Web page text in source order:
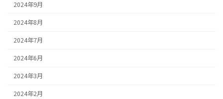
2024年9月
2024年8月
2024年7月
2024年6月
2024年3月
2024年2月